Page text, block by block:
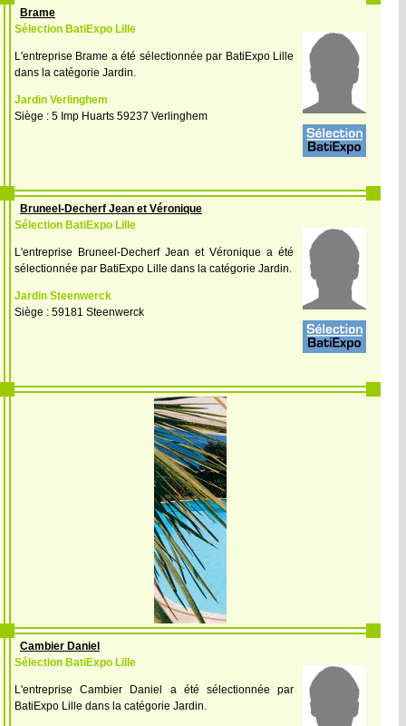
Brame
Sélection BatiExpo Lille
L'entreprise Brame a été sélectionnée par BatiExpo Lille
dans la catégorie Jardin.
Jardin Verlinghem
Siège : 5 Imp Huarts 59237 Verlinghem
Bruneel-Decherf Jean et Véronique
Sélection BatiExpo Lille
L'entreprise Bruneel-Decherf Jean et Véronique a été
sélectionnée par BatiExpo Lille dans la catégorie Jardin.
Jardin Steenwerck
Siège : 59181 Steenwerck
Cambier Daniel
Sélection BatiExpo Lille
L'entreprise Cambier Daniel a été sélectionnée par
BatiExpo Lille dans la catégorie Jardin.